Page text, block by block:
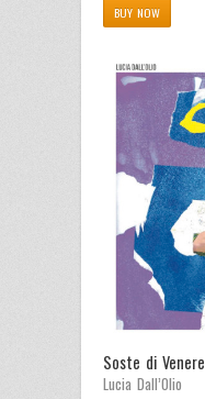
BUY NOW
Soste di Venere
Lucia Dall’Olio